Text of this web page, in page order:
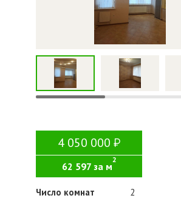
4 050 000
62 597 за м
2
Число комнат
2